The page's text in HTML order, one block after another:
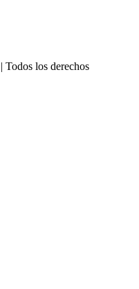
los derechos